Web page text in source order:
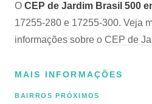
O CEP de Jardim Brasil 500
17255-280 e 17255-300. Veja
informações sobre o CEP de
MAIS INFORMAÇÕES
BAIRROS PRÓXIMOS